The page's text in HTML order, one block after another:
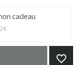
cadeau
favorite_border